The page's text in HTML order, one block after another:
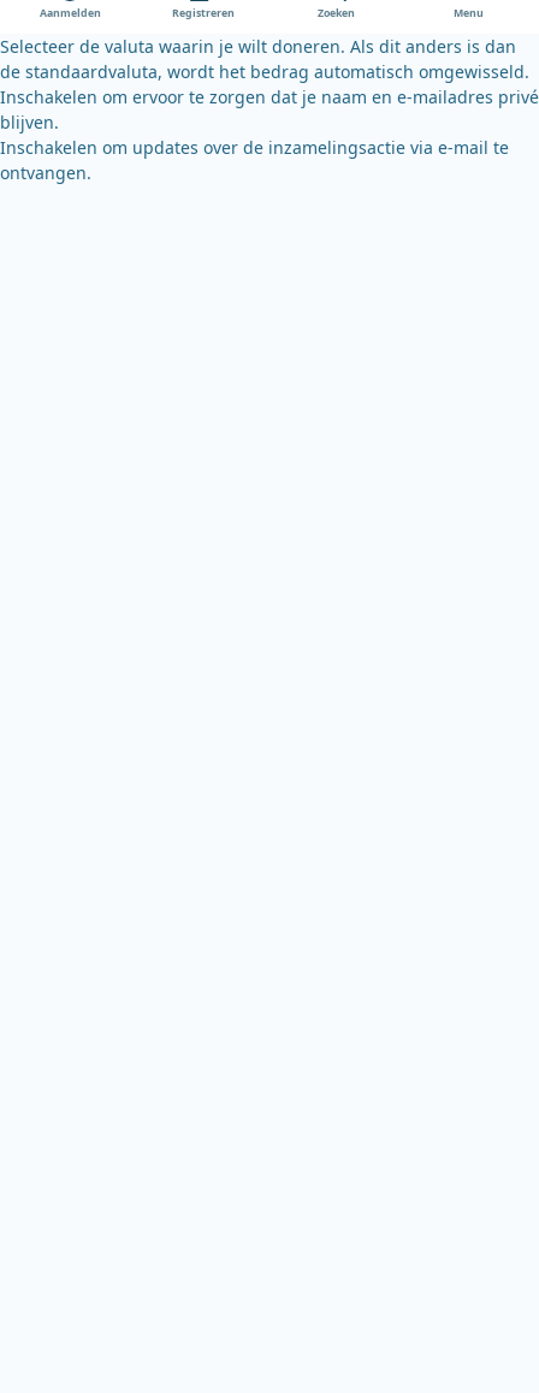
k
y
Aanmelden Registreren Zoeken Menu
Selecteer de valuta waarin je wilt doneren. Als dit anders is dan
de standaardvaluta, wordt het bedrag automatisch omgewisseld.
Inschakelen om ervoor te zorgen dat je naam en e-mailadres privé
blijven.
Inschakelen om updates over de inzamelingsactie via e-mail te
ontvangen.